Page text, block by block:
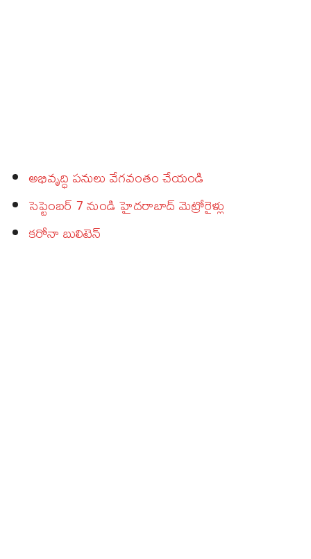
అభివృద్ధి పనులు వేగవంతం చేయండి
సెప్టెంబర్‌ 7 నుండి హైదరాబాద్‌ మెట్రోరైళ్లు
కరోనా బులిటెన్